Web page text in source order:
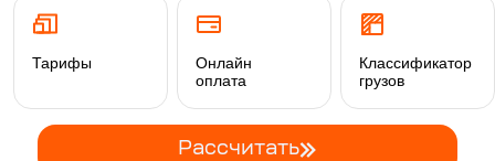
Тарифы
Онлайн
оплата
Классификатор
грузов
Рассчитать